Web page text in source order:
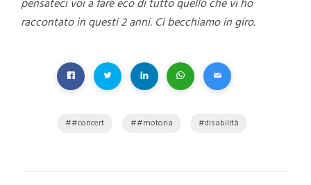
pensateci voi a fare eco di tutto quello che vi ho
raccontato in questi 2 anni. Ci becchiamo in giro.
#concert #motoria disabilità